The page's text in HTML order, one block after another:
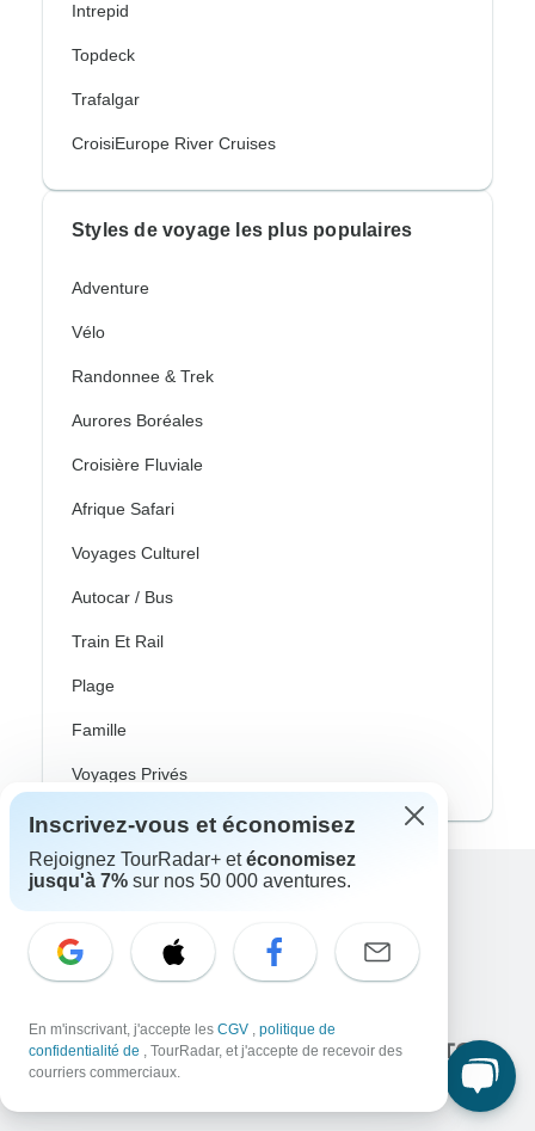
Intrepid
Topdeck
Trafalgar
CroisiEurope River Cruises
Styles de voyage les plus populaires
Adventure
Vélo
Randonnee & Trek
Aurores Boréales
Croisière Fluviale
Afrique Safari
Voyages Culturel
Autocar / Bus
Train Et Rail
Plage
Famille
Voyages Privés
10,000+ avis sur
Inscrivez-vous et économisez
Rejoignez TourRadar+ etéconomisez
jusqu'à 7% sur nos 50 000 aventures.
En m'inscrivant, j'accepte les CGV , politique de
confidentialité de , TourRadar, et j'accepte de recevoir des
courriers commerciaux.